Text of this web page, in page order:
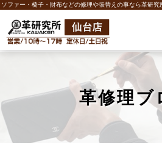
ソファー・椅子・財布などの修理や張替えの事なら革研究
革修理ブ